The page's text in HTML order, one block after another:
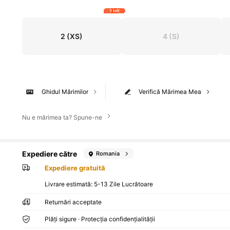
2 (XS)
9 left
4(S)
Verifică Mărimea Mea
Ghidul Mărimilor
Nu e mărimea ta? Spune-ne
Expediere către Romania
Expediere gratuită
Livrare estimată: 5-13 Zile Lucrătoare
Returnări acceptate
Plăți sigure · Protecția confidențialității